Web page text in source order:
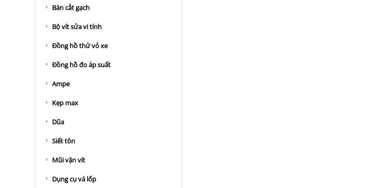
Bàn cắt gạch
Bộ vít sửa vi tính
Đồng hồ thử vỏ xe
Đồng hồ đo áp suất
Ampe
Kẹp max
Dũa
Siết tôn
Mũi vặn vít
Dụng cụ vá lốp